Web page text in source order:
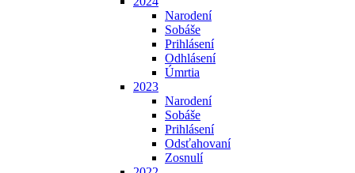
Narodení
Sobáše
Prihlásení
Odhlásení
Úmrtia
2023
Narodení
Sobáše
Prihlásení
Odsťahovaní
Zosnulí